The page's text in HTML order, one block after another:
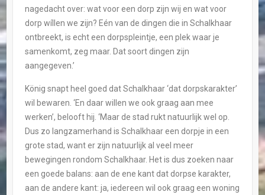
nagedacht over: wat voor een dorp zijn wij en wat voor
dorp wíllen we zijn? Eén van de dingen die in Schalkhaar
ontbreekt, is echt een dorpspleintje, een plek waar je
samenkomt, zeg maar. Dat soort dingen zijn
aangegeven.’
König snapt heel goed dat Schalkhaar ‘dat dorpskarakter’
wil bewaren. ‘En daar willen we ook graag aan mee
werken’, belooft hij. ‘Maar de stad rukt natuurlijk wel op.
Dus zo langzamerhand is Schalkhaar een dorpje in een
grote stad, want er zijn natuurlijk al veel meer
bewegingen rondom Schalkhaar. Het is dus zoeken naar
een goede balans: aan de ene kant dat dorpse karakter,
aan de andere kant: ja, iedereen wil ook graag een woning